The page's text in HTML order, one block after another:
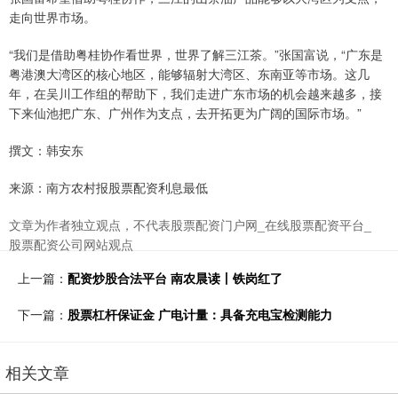
走向世界市场。
“我们是借助粤桂协作看世界，世界了解三江茶。”张国富说，“广东是
粤港澳大湾区的核心地区，能够辐射大湾区、东南亚等市场。这几
年，在吴川工作组的帮助下，我们走进广东市场的机会越来越多，接
下来仙池把广东、广州作为支点，去开拓更为广阔的国际市场。”
撰文：韩安东
来源：南方农村报股票配资利息最低
文章为作者独立观点，不代表股票配资门户网_在线股票配资平台_
股票配资公司网站观点
上一篇： 配资炒股合法平台 南农晨读丨铁岗红了
下一篇： 股票杠杆保证金 广电计量：具备充电宝检测能力
相关文章